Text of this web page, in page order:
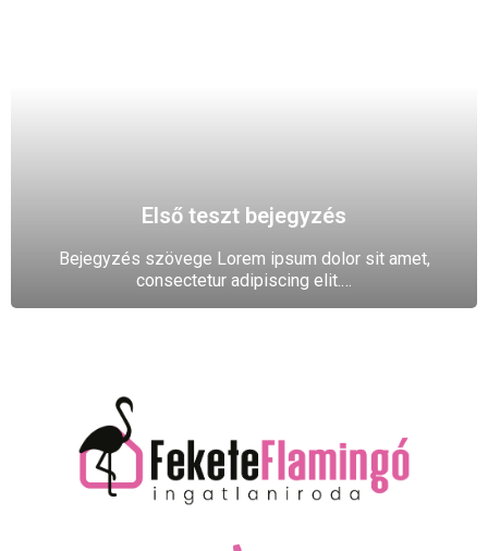
Első teszt bejegyzés
Bejegyzés szövege Lorem ipsum dolor sit amet,
consectetur adipiscing elit.…